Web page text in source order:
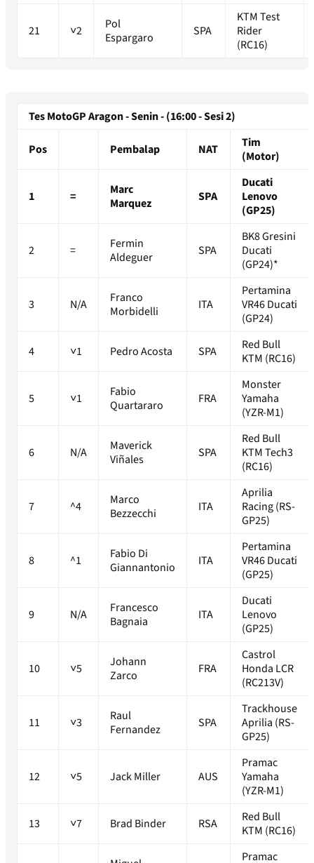
21 ˅2
Pol
Espargaro
SPA
KTM Test
Rider
(RC16)
Tes MotoGP Aragon - Senin - (16:00 - Sesi 2)
Pos Pembalap NAT
Tim
(Motor)
1 =
Marc
Marquez
SPA
Ducati
Lenovo
(GP25)
2 =
Fermin
Aldeguer
SPA
BK8 Gresini
Ducati
(GP24)*
3 N/A
Franco
Morbidelli
ITA
Pertamina
VR46 Ducati
(GP24)
4 ˅1 Pedro Acosta SPA
Red Bull
KTM (RC16)
5 ˅1
Fabio
Quartararo
FRA
Monster
Yamaha
(YZR-M1)
6 N/A
Maverick
Viñales
SPA
Red Bull
KTM Tech3
(RC16)
7 ^4
Marco
Bezzecchi
ITA
Aprilia
Racing (RS-
GP25)
8 ^1
Fabio Di
Giannantonio
ITA
Pertamina
VR46 Ducati
(GP25)
9 N/A
Francesco
Bagnaia
ITA
Ducati
Lenovo
(GP25)
10 ˅5
Johann
Zarco
FRA
Castrol
Honda LCR
(RC213V)
11 ˅3
Raul
Fernandez
SPA
Trackhouse
Aprilia (RS-
GP25)
12 ˅5 Jack Miller AUS
Pramac
Yamaha
(YZR-M1)
13 ˅7 Brad Binder RSA
Red Bull
KTM (RC16)
Pramac